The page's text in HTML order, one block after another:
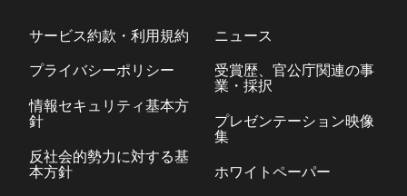
サービス約款・利用規約
プライバシーポリシー
情報セキュリティ基本方
針
反社会的勢力に対する基
本方針
ニュース
受賞歴、官公庁関連の事
業・採択
プレゼンテーション映像
集
ホワイトペーパー